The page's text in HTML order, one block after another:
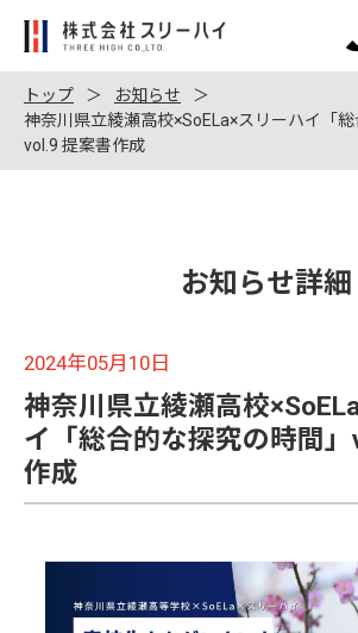
株
会
社
ス
リ
トップ
お知らせ
神奈川県立綾瀬高校×SoELa×スリーハイ「総
vol.9 提案書作成
お知らせ詳細
2024年05月10日
神奈川県立綾瀬高校
イ「総合的な探究の時間
作成